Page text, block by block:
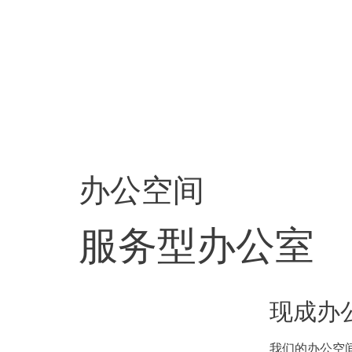
办公空间
服务型办公室
现成办
我们的办公空